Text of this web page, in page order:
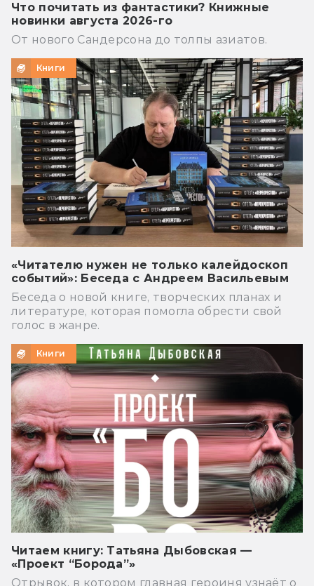
Что почитать из фантастики? Книжные
новинки августа 2026-го
От нового Сандерсона до толпы азиатов.
Книги
«Читателю нужен не только калейдоскоп
событий»: Беседа с Андреем Васильевым
Беседа о новой книге, творческих планах и
литературе, которая помогла обрести свой
голос в жанре.
Книги
Читаем книгу: Татьяна Дыбовская —
«Проект “Борода”»
Отрывок, в котором главная героиня узнаёт о